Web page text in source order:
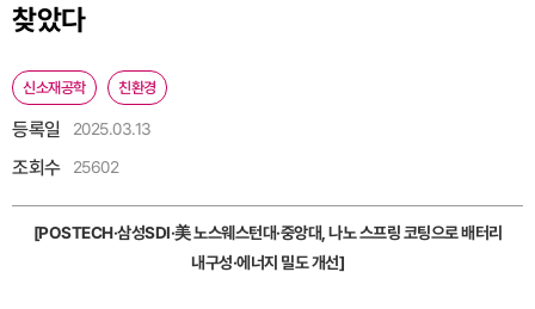
찾았다
신소재공학 친환경
등록일 2025.03.13
조회수 25602
[POSTECH·삼성SDI·美 노스웨스턴대·중앙대, 나노 스프링 코팅으로 배터리
내구성·에너지 밀도 개선]